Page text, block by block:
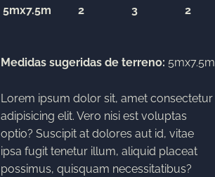
5mx7.5m 2 3 2
Medidas sugeridas de terreno: 5mx7.5m
Lorem ipsum dolor sit, amet consectetur
adipisicing elit. Vero nisi est voluptas
optio? Suscipit at dolores aut id, vitae
ipsa fugit tenetur illum, aliquid placeat
possimus, quisquam necessitatibus?